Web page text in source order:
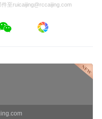
至ruicaijing@rccaijing.com